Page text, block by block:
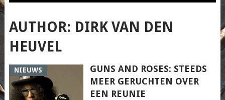
AUTHOR: DIRK VAN DEN
HEUVEL
NIEUWS
GUNS AND ROSES: STEEDS
MEER GERUCHTEN OVER
EEN REUNIE